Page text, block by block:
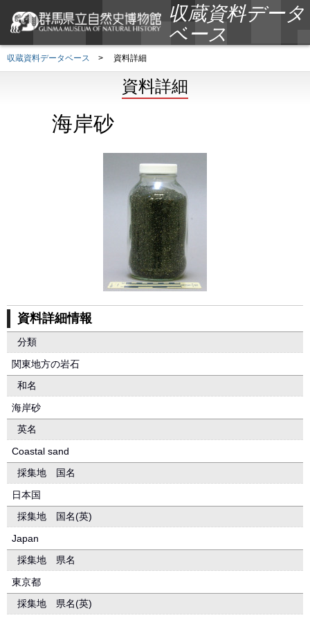
収蔵資料データ
ベース
収蔵資料データベース > 資料詳細
資料詳細
海岸砂
資料詳細情報
分類
関東地方の岩石
和名
海岸砂
英名
Coastal sand
採集地 国名
日本国
採集地 国名(英)
Japan
採集地 県名
東京都
採集地 県名(英)